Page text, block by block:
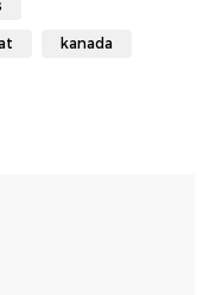
kanada